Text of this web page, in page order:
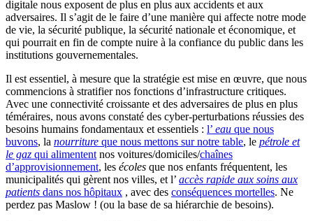
digitale nous exposent de plus en plus aux accidents et aux
adversaires. Il s’agit de le faire d’une manière qui affecte notre mode
de vie, la sécurité publique, la sécurité nationale et économique, et
qui pourrait en fin de compte nuire à la confiance du public dans les
institutions gouvernementales.
Il est essentiel, à mesure que la stratégie est mise en œuvre, que nous
commencions à stratifier nos fonctions d’infrastructure critiques.
Avec une connectivité croissante et des adversaires de plus en plus
téméraires, nous avons constaté des cyber-perturbations réussies des
besoins humains fondamentaux et essentiels : l’ eau que nous
buvons, la nourriture que nous mettons sur notre table, le pétrole et
le gaz qui alimentent nos voitures/domiciles/chaînes
d’approvisionnement, les écoles que nos enfants fréquentent, les
municipalités qui gèrent nos villes, et l’ accès rapide aux soins aux
patients dans nos hôpitaux , avec des conséquences mortelles. Ne
perdez pas Maslow ! (ou la base de sa hiérarchie de besoins).